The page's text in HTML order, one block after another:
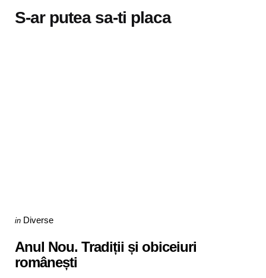
S-ar putea sa-ti placa
Categories
Posted
in Diverse
Anul Nou. Tradiții și obiceiuri
românești